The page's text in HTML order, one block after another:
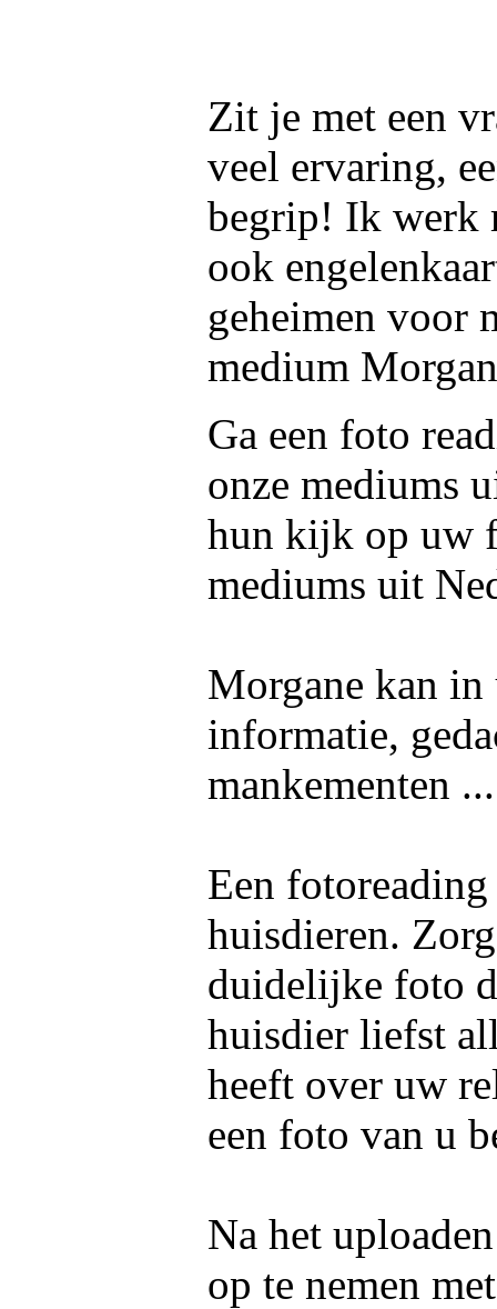
Zit je met een
veel ervaring,
begrip! Ik werk
ook
geheimen voor
medium
Ga een foto
onze mediums
hun kijk op uw
mediums uit
Morgane kan
informatie,
mankementen
Een
huisdieren.
duidelijke foto
huisdier liefst
heeft over uw
een foto van u
Na het
op te nemen